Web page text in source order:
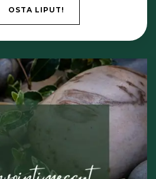
OSTA LIPUT!